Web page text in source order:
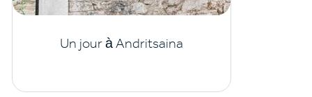
Un jour à Andritsaina